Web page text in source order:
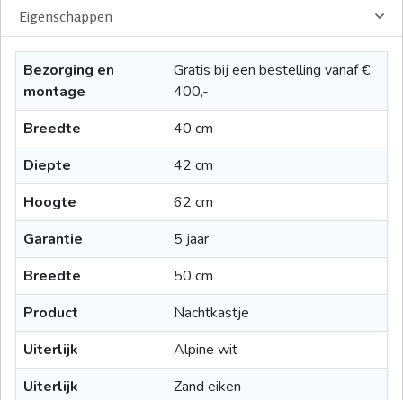
Eigenschappen
Bezorging en
montage
Gratis bij een bestelling vanaf €
400,-
Breedte
40 cm
Diepte
42 cm
Hoogte
62 cm
Garantie
5 jaar
Breedte
50 cm
Product
Nachtkastje
Uiterlijk
Alpine wit
Uiterlijk
Zand eiken